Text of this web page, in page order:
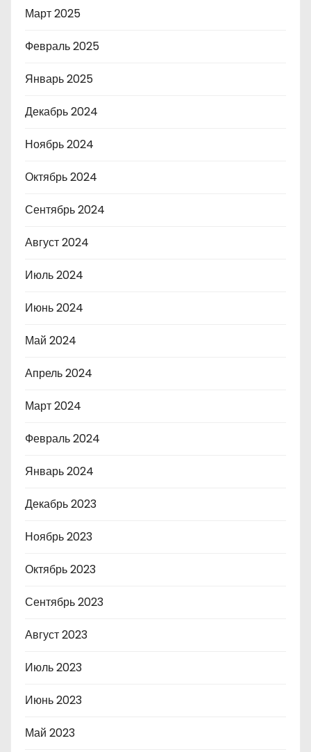
Март 2025
Февраль 2025
Январь 2025
Декабрь 2024
Ноябрь 2024
Октябрь 2024
Сентябрь 2024
Август 2024
Июль 2024
Июнь 2024
Май 2024
Апрель 2024
Март 2024
Февраль 2024
Январь 2024
Декабрь 2023
Ноябрь 2023
Октябрь 2023
Сентябрь 2023
Август 2023
Июль 2023
Июнь 2023
Май 2023